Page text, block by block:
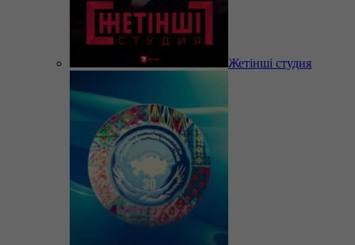
Жетінші студия